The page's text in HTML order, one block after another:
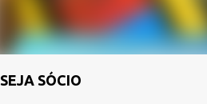
SEJA SÓCIO